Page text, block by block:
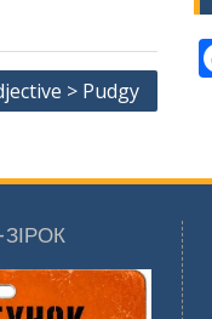
> Pudgy